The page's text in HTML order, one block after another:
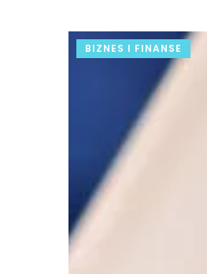
BIZNES I FINANSE